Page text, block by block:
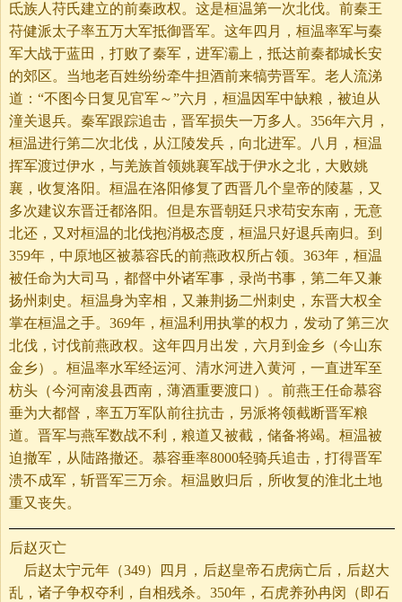
氐族人苻氏建立的前秦政权。这是桓温第一次北伐。前秦王
苻健派太子率五万大军抵御晋军。这年四月，桓温率军与秦
军大战于蓝田，打败了秦军，进军灞上，抵达前秦都城长安
的郊区。当地老百姓纷纷牵牛担酒前来犒劳晋军。老人流涕
道：“不图今日复见官军～”六月，桓温因军中缺粮，被迫从
潼关退兵。秦军跟踪追击，晋军损失一万多人。356年六月，
桓温进行第二次北伐，从江陵发兵，向北进军。八月，桓温
挥军渡过伊水，与羌族首领姚襄军战于伊水之北，大败姚
襄，收复洛阳。桓温在洛阳修复了西晋几个皇帝的陵墓，又
多次建议东晋迁都洛阳。但是东晋朝廷只求苟安东南，无意
北还，又对桓温的北伐抱消极态度，桓温只好退兵南归。到
359年，中原地区被慕容氏的前燕政权所占领。363年，桓温
被任命为大司马，都督中外诸军事，录尚书事，第二年又兼
扬州刺史。桓温身为宰相，又兼荆扬二州刺史，东晋大权全
掌在桓温之手。369年，桓温利用执掌的权力，发动了第三次
北伐，讨伐前燕政权。这年四月出发，六月到金乡（今山东
金乡）。桓温率水军经运河、清水河进入黄河，一直进军至
枋头（今河南浚县西南，薄酒重要渡口）。前燕王任命慕容
垂为大都督，率五万军队前往抗击，另派将领截断晋军粮
道。晋军与燕军数战不利，粮道又被截，储备将竭。桓温被
迫撤军，从陆路撤还。慕容垂率8000轻骑兵追击，打得晋军
溃不成军，斩晋军三万余。桓温败归后，所收复的淮北土地
重又丧失。
后赵灭亡
后赵太宁元年（349）四月，后赵皇帝石虎病亡后，后赵大
乱，诸子争权夺利，自相残杀。350年，石虎养孙冉闵（即石